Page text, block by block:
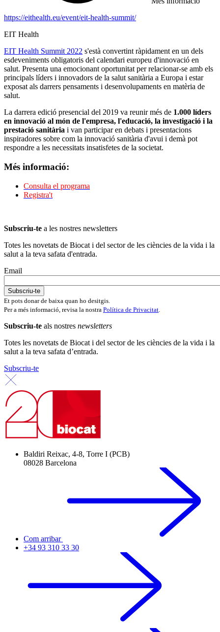
https://eithealth.eu/event/eit-health-summit/
EIT Health
EIT Health Summit 2022 s'està convertint ràpidament en un dels
esdeveniments obligatoris del calendari europeu d'innovació en
salut. Presenta una emocionant oportunitat per relacionar-se amb els
principals líders i innovadors de la salut sanitària a Europa i estar
exposat als darrers pensaments i desenvolupaments en matèria de
salut.
La darrera edició presencial del 2019 va reunir més de 1.000 líders
en innovació al món de l'empresa, l'educació, la investigació i la
prestació sanitària i van participar en debats i presentacions
inspiradores sobre com la innovació sanitària d'avui i demà pot
respondre a les necessitats insatisfetes de la societat.
Més informació:
Consulta el programa
Registra't
Subscriu-te a les nostres newsletters
Totes les novetats de Biocat i del sector de les ciències de la vida i la
salut a la teva safata d'entrada.
Email
Et pots donar de baixa quan ho desitgis.
Per a més informació, revisa la nostra Política de Privacitat
Subscriu-te als nostres newsletters
Totes les novetats de Biocat i del sector de les ciències de la vida i la
salut a la teva safata d’entrada.
Subscriu-te
Baldiri Reixac, 4-8, Torre I (PCB)
08028 Barcelona
Com arribar
+34 93 310 33 30